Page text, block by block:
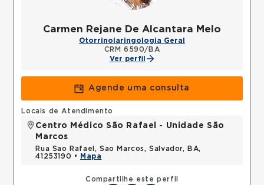
Carmen Rejane De Alcantara Melo
Otorrinolaringologia Geral
CRM 6590/BA
Ver perfil
Agende uma consulta
Compartilhe este perfil
Locais de Atendimento
Centro Médico São Rafael - Unidade São
Marcos
Rua Sao Rafael, Sao Marcos, Salvador, BA,
41253190 •
Mapa